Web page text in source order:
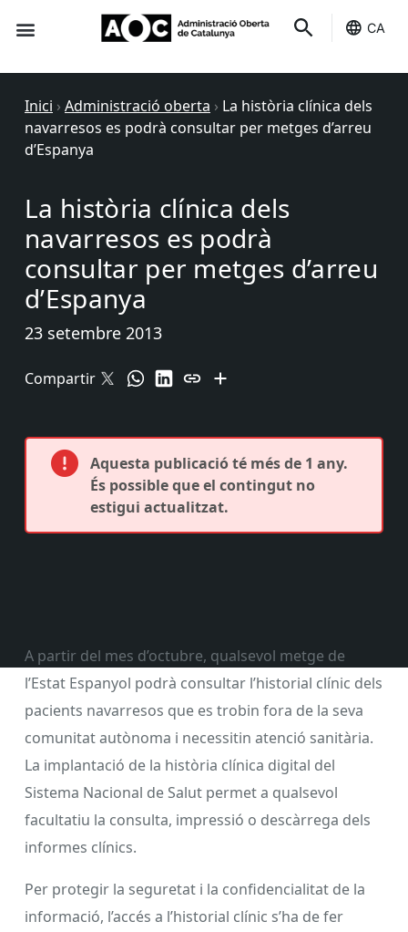
CA
Inici › Administració oberta › La història clínica dels
navarresos es podrà consultar per metges d’arreu
d’Espanya
La història clínica dels
navarresos es podrà
consultar per metges d’arreu
d’Espanya
23 setembre 2013
Compartir
Aquesta publicació té més de 1 any.
És possible que el contingut no
estigui actualitzat.
A partir del mes d’octubre, qualsevol metge de
l’Estat Espanyol podrà consultar l’historial clínic dels
pacients navarresos que es trobin fora de la seva
comunitat autònoma i necessitin atenció sanitària.
La implantació de la història clínica digital del
Sistema Nacional de Salut permet a qualsevol
facultatiu la consulta, impressió o descàrrega dels
informes clínics.
Per protegir la seguretat i la confidencialitat de la
informació, l’accés a l’historial clínic s’ha de fer